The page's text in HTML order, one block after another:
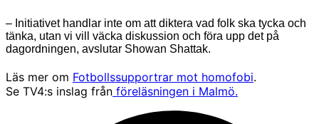
– Initiativet handlar inte om att diktera vad folk ska tycka och
tänka, utan vi vill väcka diskussion och föra upp det på
dagordningen, avslutar Showan Shattak.
Läs mer om Fotbollssupportrar mot homofobi.
Se TV4:s inslag från föreläsningen i Malmö.